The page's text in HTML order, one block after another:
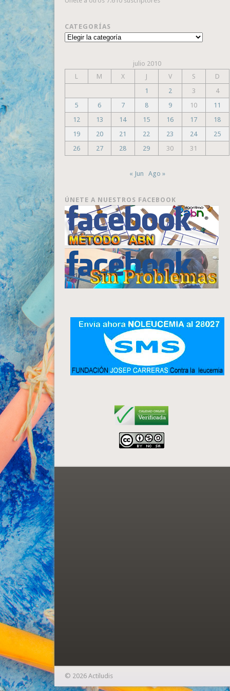
CATEGORÍAS
Categorías
julio 2010
L
M X J V S
D
1
2 3
4
5
6 7 8 9 10
11
12
13 14 15 16 17
18
19
20 21 22 23 24
25
26
27 28 29 30 31
« Jun Ago »
ÚNETE A NUESTROS FACEBOOK
© 2026 Actiludis